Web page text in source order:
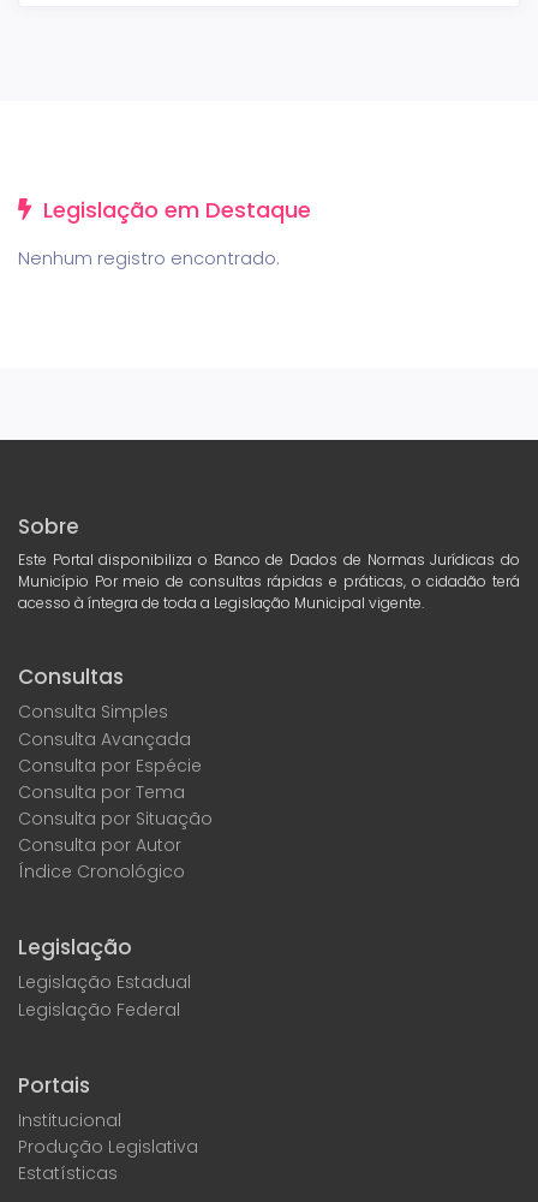
Legislação em Destaque
Nenhum registro encontrado.
Sobre
Este Portal disponibiliza o Banco de Dados de Normas Jurídicas do
Município Por meio de consultas rápidas e práticas, o cidadão terá
acesso à íntegra de toda a Legislação Municipal vigente.
Consultas
Consulta Simples
Consulta Avançada
Consulta por Espécie
Consulta por Tema
Consulta por Situação
Consulta por Autor
Índice Cronológico
Legislação
Legislação Estadual
Legislação Federal
Portais
Institucional
Produção Legislativa
Estatísticas